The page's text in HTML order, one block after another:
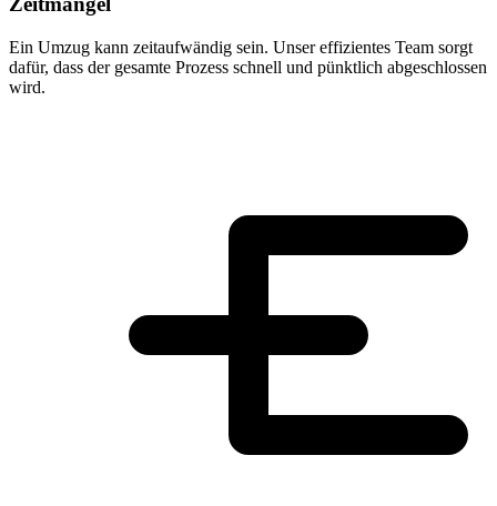
Ein Umzug kann zeitaufwändig sein. Unser effizientes Team sorgt
dafür, dass der gesamte Prozess schnell und pünktlich abgeschlossen
wird.